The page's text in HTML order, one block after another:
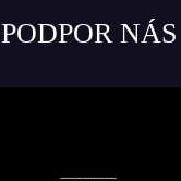
PODPOR NÁS